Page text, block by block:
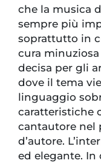
che la musica
sempre più
soprattutto in
cura
decisa per gli
dove il tema
linguaggio
caratteristiche
cantautore nel
d’autore.
ed elegante. In